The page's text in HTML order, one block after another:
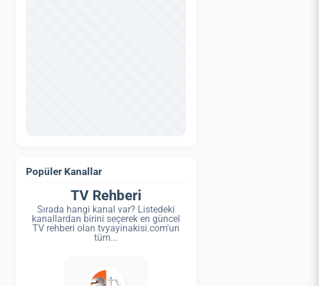
Popüler Kanallar
TV Rehberi
Sırada hangi kanal var? Listedeki
kanallardan birini seçerek en güncel
TV rehberi olan tvyayinakisi.com'un
tüm...